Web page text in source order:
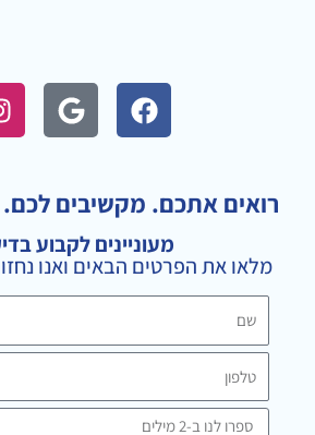
F
a
c
b
o
o
k
G
o
o
l
e
רואים אתכם. מקשיבים
מעוניינים לקבוע
מלאו את הפרטים הבאים ואנו
טלפון
ספרו